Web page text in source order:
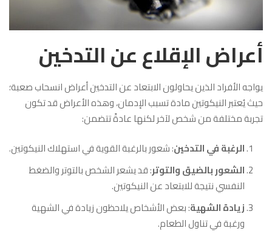
أعراض الإقلاع عن التدخين
يواجه الأفراد الذين يحاولون الابتعاد عن التدخين أعراض انسحاب صعبة؛
حيث يُعتبر النيكوتين مادة تسبب الإدمان، وهذه الأعراض قد تكون
تجربة مختلفة من شخص لآخر لكنها عادةً تتضمن:
الرغبة في التدخين: شعور بالرغبة القوية في استهلاك النيكوتين.
الشعور بالضيق والتوتر: قد يشعر الشخص بالتوتر والضغط
النفسي نتيجة للابتعاد عن النيكوتين.
زيادة الشهية: بعض الأشخاص يلاحظون زيادة في الشهية
ورغبة في تناول الطعام.